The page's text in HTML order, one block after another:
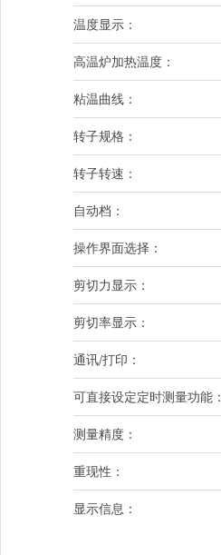
温度显示：
高温炉加热温度：
粘温曲线：
转子规格：
转子转速：
自动档：
操作界面选择：
剪切力显示：
剪切率显示：
通讯/打印：
可直接设定定时测量功能：
测量精度：
重现性：
显示信息：